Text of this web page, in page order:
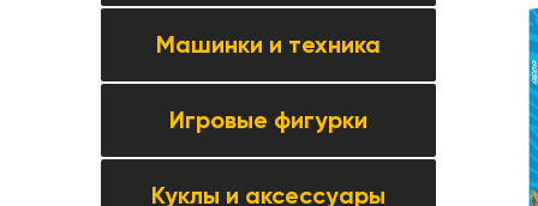
Все товары категории →
Комбайны
Тракторы
Прицепная техника
Машинки и техника
Все товары категории →
Коллекционные модели
Игровые фигурки
Все товары категории →
Куклы и аксессуары